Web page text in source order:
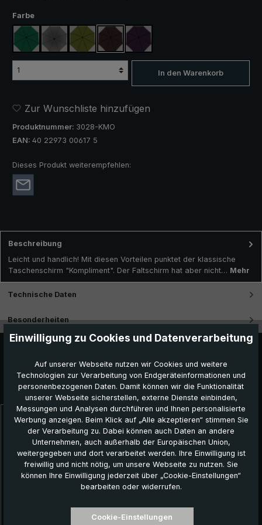
Farbeauswählen
dunkelgrünanthrazit olivgrün braun
In den Warenkorb
Zur Wunschliste hinzufügen
Produktnummer: 3028-KMO
EAN: 40 22973 00617 5
Dieses Produkt weiterempfehlen:
Beschreibung
Leicht und handlich! Mit diesen Vorteilen punktet der klassische
Taschenschirm "Kompliment". Der Faltschirm hat aber nicht… Mehr
Technische Daten
Besonderheiten
Produktgalerie überspringen
Das könnte Ihnen auch gefallen:
Einwilligung zu Cookies und Datenverarbeitung
Auf unserer Webseite nutzen wir Cookies und weitere
Technologien zur Verarbeitung von Endgeräteinformationen und
personenbezogenen Daten. Damit können wir die Funktionalität
unserer Webseite sicherstellen, externe Dienste einbinden,
Messungen und Analysen durchführen und Ihnen personalisierte
Werbung anzeigen. Beim Klick auf „Alle akzeptieren“ stimmen Sie
der Verarbeitung zu. Dabei können auch Daten an andere
Unternehmen, auch außerhalb der Europäischen Union,
weitergegeben und dort verarbeitet werden. Ihre Einwilligung ist
freiwillig und nicht nötig, um unsere Webseite zu nutzen. Sie
können Ihre Einwilligung jederzeit über „Cookie-Einstellungen“
bearbeiten oder widerrufen.
Cookie-Einstellungen